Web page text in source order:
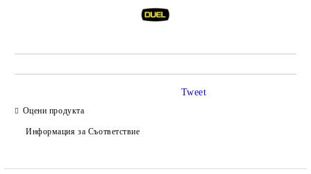
Оцени продукта
Информация за Съответствие
Tweet